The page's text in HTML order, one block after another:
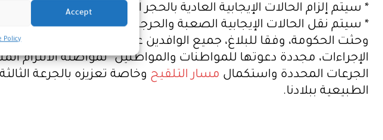
Accept
Policy
* سيتم إلزام الحالات الإيجابية العادية بالحجر الصحي بأماكن
* سيتم نقل الحالات الإيجابية الصعبة والحرجة إلى المستشفيات لتلقي
وحثت الحكومة، وفقا للبلاغ، جميع الوافدين على المملكة، من
الإجراءات، مجددة دعوتها للمواطنات والمواطنين “لمواصلة الالتزام
الجرعات المحددة واستكمال مسار التلقيح وخاصة تعزيزه بالجرعة
الطبيعية ببلادنا.